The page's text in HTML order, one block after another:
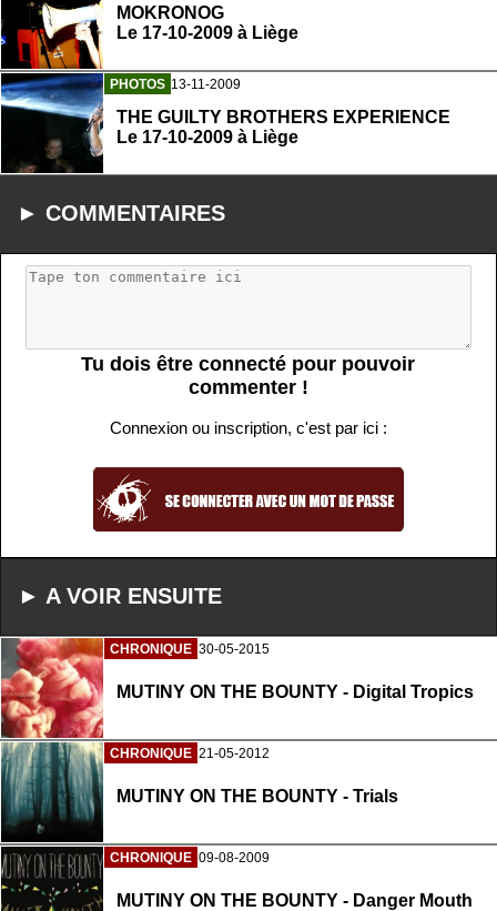
MOKRONOG
Le 17-10-2009 à Liège
PHOTOS 13-11-2009
THE GUILTY BROTHERS EXPERIENCE
Le 17-10-2009 à Liège
► COMMENTAIRES
Tu dois être connecté pour pouvoir
commenter !
Connexion ou inscription, c'est par ici :
► A VOIR ENSUITE
CHRONIQUE 30-05-2015
MUTINY ON THE BOUNTY - Digital Tropics
CHRONIQUE 21-05-2012
MUTINY ON THE BOUNTY - Trials
CHRONIQUE 09-08-2009
MUTINY ON THE BOUNTY - Danger Mouth